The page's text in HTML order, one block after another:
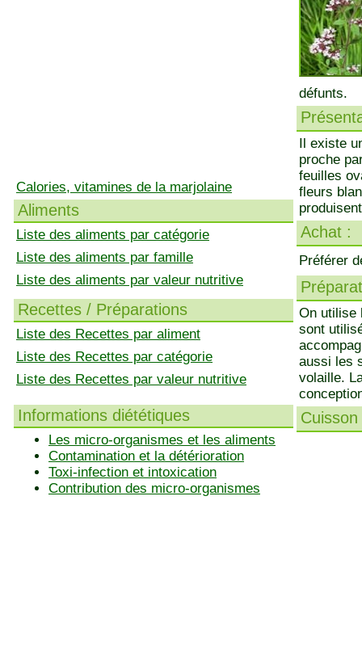
Calories, vitamines de la marjolaine
Aliments
Liste des aliments par catégorie
Liste des aliments par famille
Liste des aliments par valeur nutritive
Recettes / Préparations
Liste des Recettes par aliment
Liste des Recettes par catégorie
Liste des Recettes par valeur nutritive
Informations diététiques
Les micro-organismes et les aliments
Contamination et la détérioration
Toxi-infection et intoxication
Contribution des micro-organismes
défunts.
Il existe
proche
feuilles
fleurs
Achat :
Préférer
On utilise
sont
aussi les
volaille.
Cuisson